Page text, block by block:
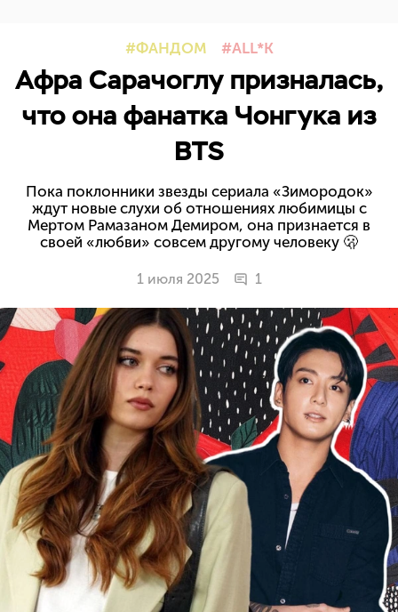
ФАНДОМ ALL*K
Афра Сарачоглу призналась,
что она фанатка Чонгука из
BTS
Пока поклонники звезды сериала «Зимородок»
ждут новые слухи об отношениях любимицы с
Мертом Рамазаном Демиром, она признается в
своей «любви» совсем другому человеку 🫢
1 июля 2025 1